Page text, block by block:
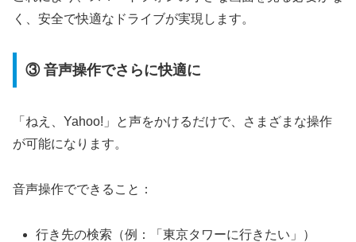
く、安全で快適なドライブが実現します。
③ 音声操作でさらに快適に
「ねえ、Yahoo!」と声をかけるだけで、さまざまな操作
が可能になります。
音声操作でできること：
行き先の検索（例：「東京タワーに行きたい」）